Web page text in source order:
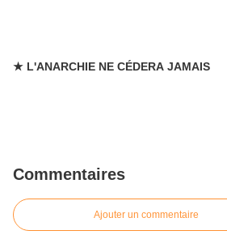
★ L'ANARCHIE NE CÉDERA JAMAIS
Commentaires
Ajouter un commentaire